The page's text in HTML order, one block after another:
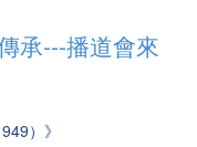
承---播道會來
）》